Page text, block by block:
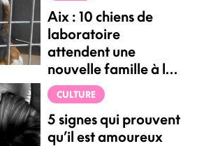
Aix : 10 chiens de
laboratoire
attendent une
nouvelle famille à la
SPA
CULTURE
5 signes qui prouvent
qu’il est amoureux